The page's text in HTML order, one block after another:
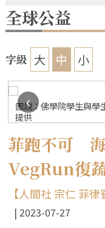
全球公益
字級 大 中 小
圖說：佛學院學生與
提供
‹
菲跑不可
VegRun復
【人間社 宗仁 菲律
2023-07-27